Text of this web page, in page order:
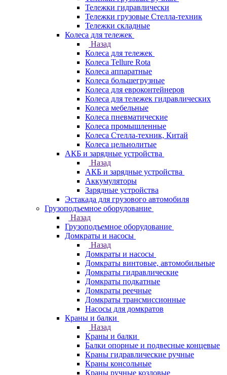
Тележки гидравлически
Тележки грузовые Стелла-техник
Тележки складные
Колеса для тележек
Назад
Колеса для тележек
Колеса Tellure Rota
Колеса аппаратные
Колеса большегрузные
Колеса для евроконтейнеров
Колеса для тележек гидравлических
Колеса мебельные
Колеса пневматические
Колеса промышленные
Колеса Стелла-техник, Китай
Колеса цельнолитые
АКБ и зарядные устройства
Назад
АКБ и зарядные устройства
Аккумуляторы
Зарядные устройства
Эстакада для грузового автомобиля
Грузоподъемное оборудование
Назад
Грузоподъемное оборудование
Домкраты и насосы
Назад
Домкраты и насосы
Домкраты винтовые, автомобильные
Домкраты гидравлические
Домкраты подкатные
Домкраты реечные
Домкраты трансмиссионные
Насосы для домкратов
Краны и балки
Назад
Краны и балки
Балки опорные и подвесные концевые
Краны гидравлические ручные
Краны консольные
Краны ручные козловые